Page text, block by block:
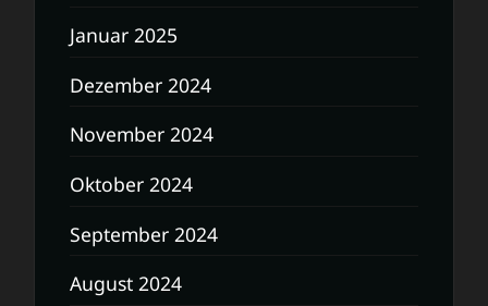
Januar 2025
Dezember 2024
November 2024
Oktober 2024
September 2024
August 2024